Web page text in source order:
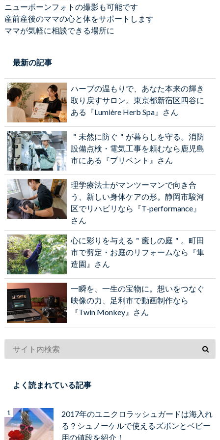
ニューボーンフォトの撮影も可能です
産前産後のママの心と体をサポートします
ママが気軽に相談できる場所に
最新の記事
ハーブの温もりで、あなた本来の輝き
取り戻すサロン。東京都新宿区四谷に
ある『Lumière Herb Spa』さん
＂未然に防ぐ＂が暮らしを守る。消防
設備点検・電気工事を頼むなら鹿児島
市にある『プリベント』さん
理学療法士がマンツーマンで向き合
う、新しい身体ケアの形。静岡市駿河
区でリハビリなら『T-performance』
さん
心に彩りを与える＂癒しの庭＂。町田
市で剪定・お庭のリフォームなら『隼
造園』さん
一瞬を、一生の宝物に。想いをつなぐ
映像の力、足利市で動画制作なら
『Twin Monkey』さん
よく読まれている記事
2017年のユニクロラッシュガードは海入れ
る？シュノーケルで使えるズボンとベビー
用の値段を紹介！